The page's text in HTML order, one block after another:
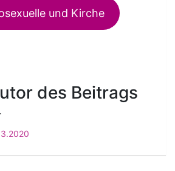
und Kirche
des Beitrags